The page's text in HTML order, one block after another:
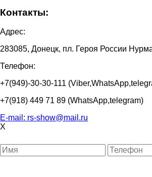
Контакты:
Адрес:
283085, Донецк, пл. Героя России
Телефон:
+7(949)-30-30-111
+7(918) 449 71 89 (WhatsApp,telegram)
Е-mail: rs-show@mail.ru
X